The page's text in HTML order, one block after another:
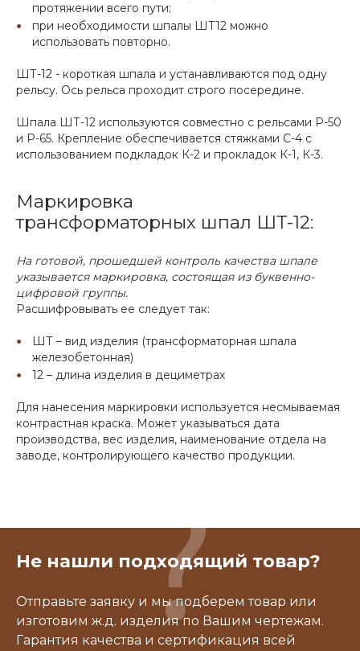
протяжении всего пути;
при необходимости шпалы ШТ12 можно
использовать повторно.
ШТ-12 - короткая шпала и устанавливаются под одну
рельсу. Ось рельса проходит строго посередине.
Шпала ШТ-12 используются совместно с рельсами Р-50
и Р-65. Крепление обеспечивается стяжками С-4 с
использованием подкладок К-2 и прокладок К-1, К-3.
Маркировка
трансформаторных шпал ШТ-12:
На готовой, прошедшей контроль качества шпале
указывается маркировка, состоящая из буквенно-
цифровой группы.
Расшифровывать ее следует так:
ШТ – вид изделия (трансформаторная шпала
железобетонная)
12 – длина изделия в дециметрах
Для нанесения маркировки используется несмываемая
контрастная краска. Может указываться дата
производства, вес изделия, наименование отдела на
заводе, контролирующего качество продукции.
Не нашли подходящий товар?
Отправьте заявку и мы подберем товар или
изготовим ж.д. изделия по Вашим чертежам.
Гарантия качества и сертификация всей